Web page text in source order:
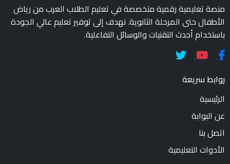
منصة تعليمية رقمية متخصصة في تعليم الطلاب العرب من رياض
الأطفال حتى المرحلة الثانوية. نهدف إلى توفير تعليم عالي الجودة
باستخدام أحدث التقنيات والوسائل التفاعلية.
روابط سريعة
الرئيسية
عن البوابة
اتصل بنا
الأدوات التعليمية